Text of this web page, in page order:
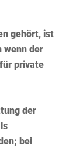
gehört, ist
wenn der
private
der
bei